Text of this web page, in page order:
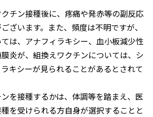
チン接種後に、疼痛や発赤等の副反応
ざいます。また、頻度は不明ですが、
は、アナフィラキシー、血小板減少性
炎が、組換えワクチンについては、シ
キシーが見られることがあるとされて
を接種するかは、体調等を踏まえ、医
を受けられる方自身が選択することと